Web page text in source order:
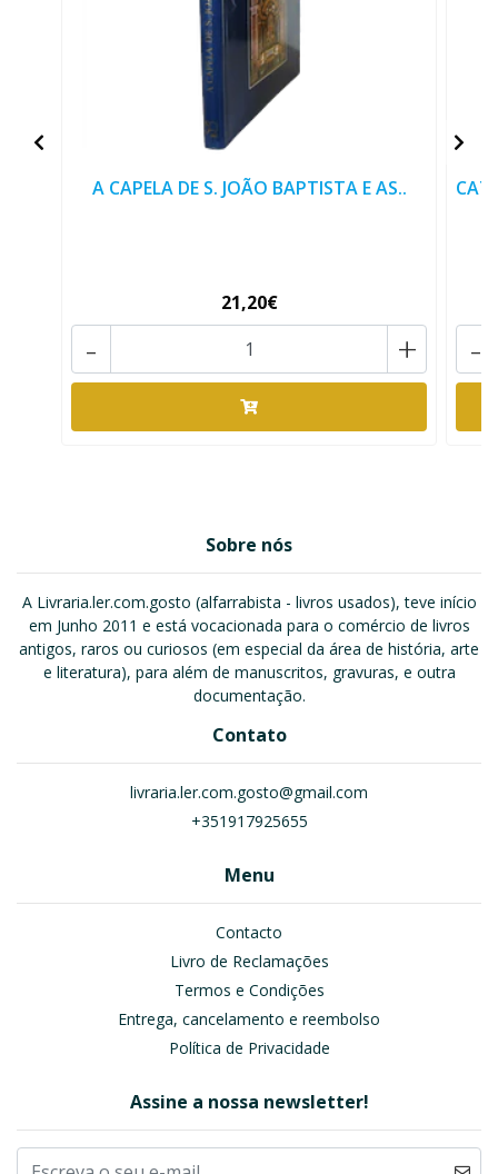
A CAPELA DE S. JOÃO BAPTISTA E AS..
21,20€
+
- -
Sobre nós
A Livraria.ler.com.gosto (alfarrabista - livros usados), teve início
em Junho 2011 e está vocacionada para o comércio de livros
antigos, raros ou curiosos (em especial da área de história, arte
e literatura), para além de manuscritos, gravuras, e outra
documentação.
Contato
livraria.ler.com.gosto@gmail.com
+351917925655
Menu
Contacto
Livro de Reclamações
Termos e Condições
Entrega, cancelamento e reembolso
Política de Privacidade
Assine a nossa newsletter!